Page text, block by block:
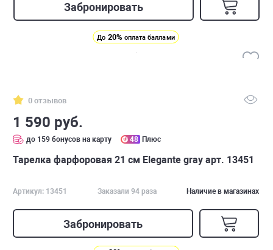
Забронировать
До 20% оплата баллами
0 отзывов
1 590 руб.
до 159 бонусов на карту 48 Плюс
Тарелка фарфоровая 21 см Elegante gray арт. 13451
Артикул: 13451 Заказали 94 раза Наличие в магазинах
Забронировать